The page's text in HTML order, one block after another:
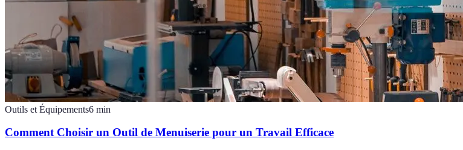
Outils et Équipements6 min
Comment Choisir un Outil de Menuiserie pour un Travail Efficace